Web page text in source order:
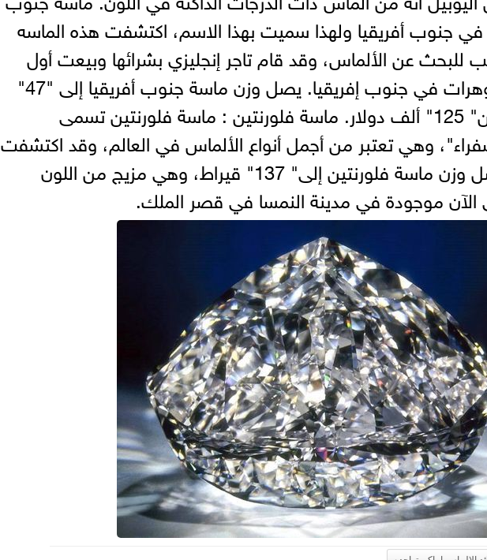
في جنوب أفريقيا ولهذا سميت بهذا الاسم، اكتشفت هذه الماسه
للبحث عن الألماس، وقد قام تاجر إنجليزي بشرائها وبيعت أول
مرة في معرض للمجوهرات في جنوب إفريقيا. يصل وزن ماسة جنوب أفريقيا إلى "47"
قيراط، وقد بيعت بثمن" 125" ألف دولار. ماسة فلورنتين : ماسة فلورنتين تسمى
وهي تعتبر من أجمل أنواع الألماس في العالم، وقد اكتشفت
أول مرة في الهند. يصل وزن ماسة فلورنتين إلى" 137" قيراط، وهي مزيج من اللون
الآن موجودة في مدينة النمسا في قصر الملك.